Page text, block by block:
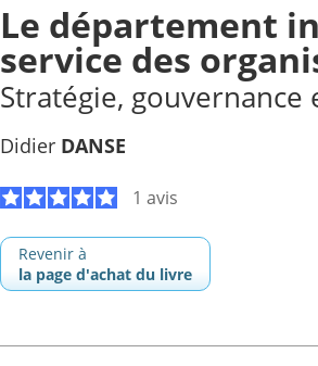
Le département
service des
Stratégie, gouvernance
Didier DANSE
1 avis
Revenir à
la page d'achat du livre